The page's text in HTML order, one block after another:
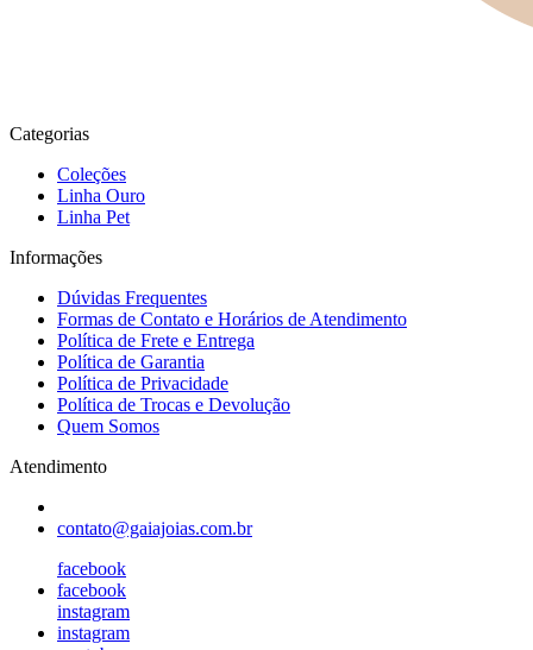
Categorias
Coleções
Linha Ouro
Linha Pet
Informações
Dúvidas Frequentes
Formas de Contato e Horários de Atendimento
Política de Frete e Entrega
Política de Garantia
Política de Privacidade
Política de Trocas e Devolução
Quem Somos
Atendimento
contato@gaiajoias.com.br
facebook
facebook
instagram
instagram